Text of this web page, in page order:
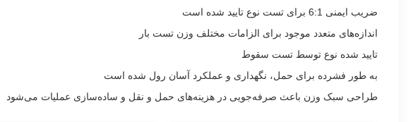
ضریب ایمنی 6:1 برای تست نوع تایید شده است
اندازه‌های متعدد موجود برای الزامات مختلف وزن تست بار
تایید شده نوع توسط تست سقوط
به طور فشرده برای حمل، نگهداری و عملکرد آسان رول شده است
طراحی سبک وزن باعث صرفه‌جویی در هزینه‌های حمل و نقل و ساده‌سازی عملیات می‌شود